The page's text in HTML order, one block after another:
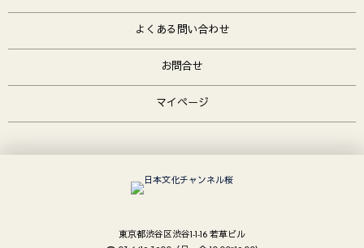
よくある問い合わせ
お問合せ
マイページ
東京都渋谷区渋谷1-1-16 若草ビル